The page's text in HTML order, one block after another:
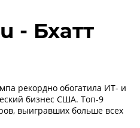
- Бхатт
рекордно обогатила ИТ- и
бизнес США. Топ-9
выигравших больше всех